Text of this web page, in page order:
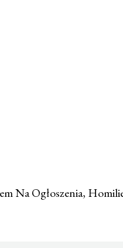
Na Ogłoszenia,